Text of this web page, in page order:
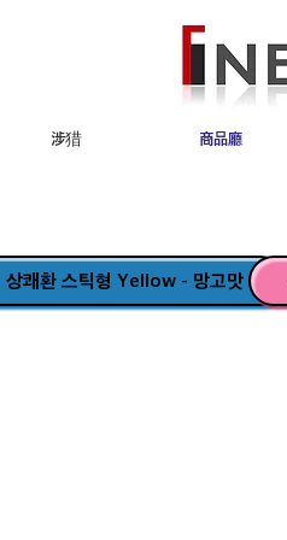
涉猎 商品廳
상쾌환 스틱형 Yellow - 망고맛